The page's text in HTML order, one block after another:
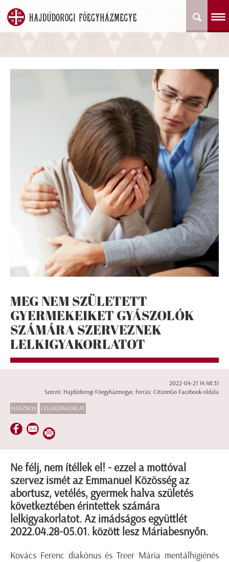
MEG NEM SZÜLETETT
GYERMEKEIKET GYÁSZOLÓK
SZÁMÁRA SZERVEZNEK
LELKIGYAKORLATOT
2022-04-21 14:48:31
Szerző: Hajdúdorogi Főegyházmegye, forrás: CitizenGo Facebook-oldala
HASZNOS LELKIGYAKORLAT
Ne félj, nem ítéllek el! - ezzel a mottóval
szervez ismét az Emmanuel Közösség az
abortusz, vetélés, gyermek halva születés
következtében érintettek számára
lelkigyakorlatot. Az imádságos együttlét
2022.04.28-05.01. között lesz Máriabesnyőn.
Kovács Ferenc diakónus és Treer Mária mentálhigiénés